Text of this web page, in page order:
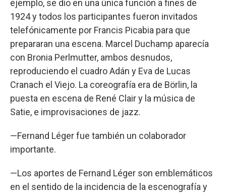
ejemplo, se dio en una única función a fines de
1924 y todos los participantes fueron invitados
telefónicamente por Francis Picabia para que
prepararan una escena. Marcel Duchamp aparecía
con Bronia Perlmutter, ambos desnudos,
reproduciendo el cuadro Adán y Eva de Lucas
Cranach el Viejo. La coreografía era de Börlin, la
puesta en escena de René Clair y la música de
Satie, e improvisaciones de jazz.
—Fernand Léger fue también un colaborador
importante.
—Los aportes de Fernand Léger son emblemáticos
en el sentido de la incidencia de la escenografía y